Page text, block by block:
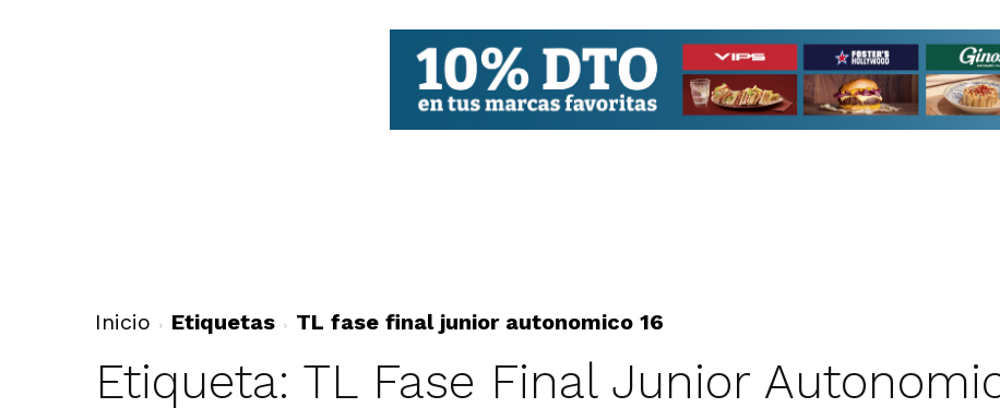
Inicio Etiquetas TL fase final junior autonomico 16
Etiqueta: TL Fase Final Junior